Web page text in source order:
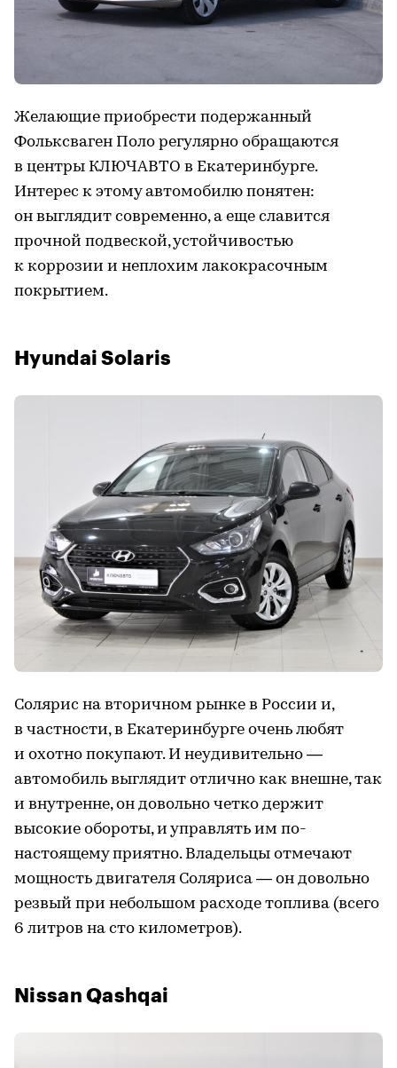
Желающие приобрести подержанный
Фольксваген Поло регулярно обращаются
в центры КЛЮЧАВТО в Екатеринбурге.
Интерес к этому автомобилю понятен:
он выглядит современно, а еще славится
прочной подвеской, устойчивостью
к коррозии и неплохим лакокрасочным
покрытием.
Hyundai Solaris
Солярис на вторичном рынке в России и,
в частности, в Екатеринбурге очень любят
и охотно покупают. И неудивительно —
автомобиль выглядит отлично как внешне, так
и внутренне, он довольно четко держит
высокие обороты, и управлять им по-
настоящему приятно. Владельцы отмечают
мощность двигателя Соляриса — он довольно
резвый при небольшом расходе топлива (всего
6 литров на сто километров).
Nissan Qashqai